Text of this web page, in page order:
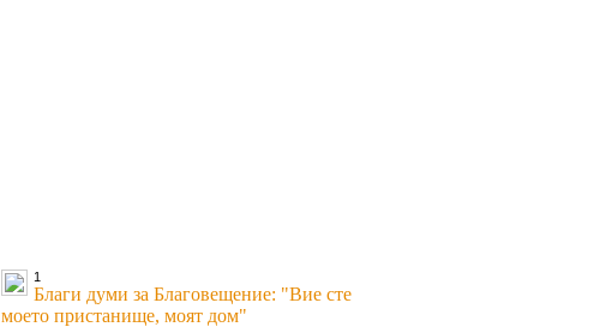
1
Благи думи за Благовещение: "Вие сте
моето пристанище, моят дом"